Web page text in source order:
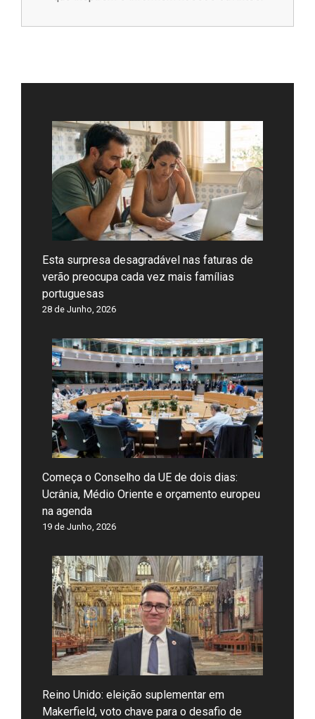
Esta surpresa desagradável nas faturas de
verão preocupa cada vez mais famílias
portuguesas
28 de Junho, 2026
Começa o Conselho da UE de dois dias:
Ucrânia, Médio Oriente e orçamento europeu
na agenda
19 de Junho, 2026
Reino Unido: eleição suplementar em
Makerfield, voto chave para o desafio de